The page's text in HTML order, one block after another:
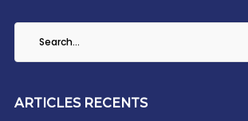
ARTICLES RECENTS